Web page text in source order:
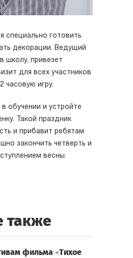
специально готовить
декорации. Ведущий
школу, привезет
для всех участников
часовую игру.
обучении и устройте
Такой праздник
и прибавит ребятам
закончить четверть и
весны.
также
фильма «Тихое